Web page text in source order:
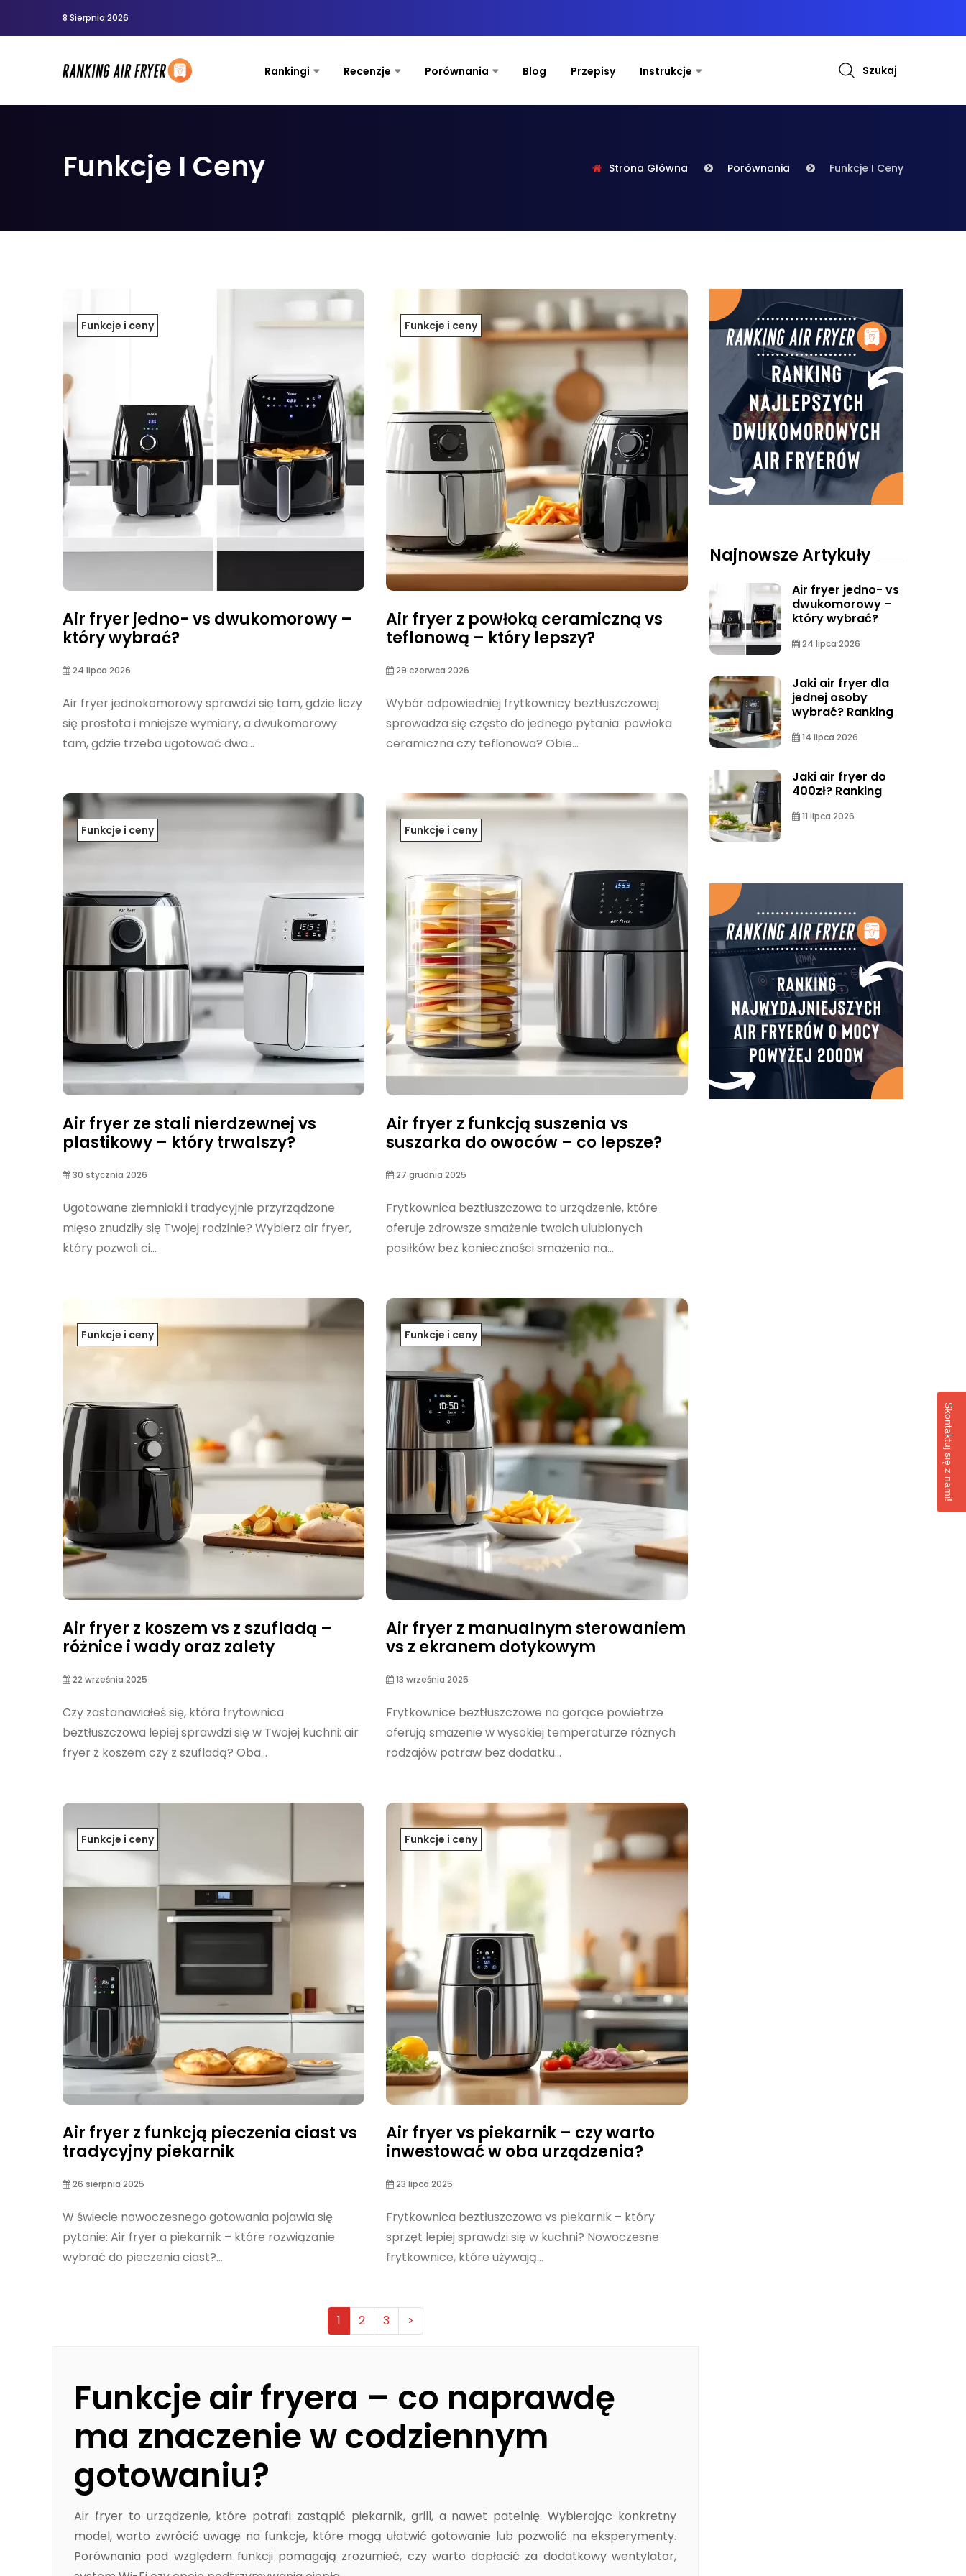
8 Sierpnia 2026
Rankingi Recenzje Porównania Blog Przepisy Instrukcje Szukaj
Funkcje I Ceny Strona Główna Porównania Funkcje I Ceny
Funkcje i ceny
Air fryer jedno- vs dwukomorowy –
który wybrać?
24 lipca 2026
Air fryer jednokomorowy sprawdzi się tam, gdzie liczy
się prostota i mniejsze wymiary, a dwukomorowy
tam, gdzie trzeba ugotować dwa...
Funkcje i ceny
Air fryer z powłoką ceramiczną vs
teflonową – który lepszy?
29 czerwca 2026
Wybór odpowiedniej frytkownicy beztłuszczowej
sprowadza się często do jednego pytania: powłoka
ceramiczna czy teflonowa? Obie...
Funkcje i ceny
Air fryer ze stali nierdzewnej vs
plastikowy – który trwalszy?
30 stycznia 2026
Ugotowane ziemniaki i tradycyjnie przyrządzone
mięso znudziły się Twojej rodzinie? Wybierz air fryer,
który pozwoli ci...
Funkcje i ceny
Air fryer z funkcją suszenia vs
suszarka do owoców – co lepsze?
27 grudnia 2025
Frytkownica beztłuszczowa to urządzenie, które
oferuje zdrowsze smażenie twoich ulubionych
posiłków bez konieczności smażenia na...
Funkcje i ceny
Air fryer z koszem vs z szufladą –
różnice i wady oraz zalety
22 września 2025
Czy zastanawiałeś się, która frytownica
beztłuszczowa lepiej sprawdzi się w Twojej kuchni: air
fryer z koszem czy z szufladą? Oba...
Funkcje i ceny
Air fryer z manualnym sterowaniem
vs z ekranem dotykowym
13 września 2025
Frytkownice beztłuszczowe na gorące powietrze
oferują smażenie w wysokiej temperaturze różnych
rodzajów potraw bez dodatku...
Funkcje i ceny
Air fryer z funkcją pieczenia ciast vs
tradycyjny piekarnik
26 sierpnia 2025
W świecie nowoczesnego gotowania pojawia się
pytanie: Air fryer a piekarnik – które rozwiązanie
wybrać do pieczenia ciast?...
Funkcje i ceny
Air fryer vs piekarnik – czy warto
inwestować w oba urządzenia?
23 lipca 2025
Frytkownica beztłuszczowa vs piekarnik – który
sprzęt lepiej sprawdzi się w kuchni? Nowoczesne
frytkownice, które używają...
1 2 3 >
Funkcje air fryera – co naprawdę
ma znaczenie w codziennym
gotowaniu?
Air fryer to urządzenie, które potrafi zastąpić piekarnik, grill, a nawet patelnię. Wybierając konkretny
model, warto zwrócić uwagę na funkcje, które mogą ułatwić gotowanie lub pozwolić na eksperymenty.
Porównania pod względem funkcji pomagają zrozumieć, czy warto dopłacić za dodatkowy wentylator,
Najnowsze Artykuły
Air fryer jedno- vs
dwukomorowy –
który wybrać?
24 lipca 2026
Jaki air fryer dla
jednej osoby
wybrać? Ranking
14 lipca 2026
Jaki air fryer do
400zł? Ranking
11 lipca 2026
Skontaktuj się z nami!